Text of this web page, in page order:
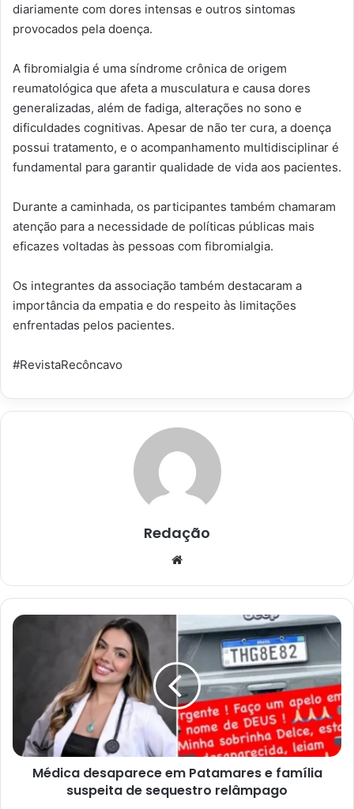
diariamente com dores intensas e outros sintomas
provocados pela doença.
A fibromialgia é uma síndrome crônica de origem
reumatológica que afeta a musculatura e causa dores
generalizadas, além de fadiga, alterações no sono e
dificuldades cognitivas. Apesar de não ter cura, a doença
possui tratamento, e o acompanhamento multidisciplinar é
fundamental para garantir qualidade de vida aos pacientes.
Durante a caminhada, os participantes também chamaram
atenção para a necessidade de políticas públicas mais
eficazes voltadas às pessoas com fibromialgia.
Os integrantes da associação também destacaram a
importância da empatia e do respeito às limitações
enfrentadas pelos pacientes.
#RevistaRecôncavo
Redação
Médica
suspeita
sequestro
relâmpago
Médica desaparece em Patamares e família
suspeita de sequestro relâmpago